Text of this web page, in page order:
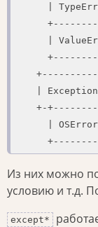
|
|
|
+-
|
Из них можно
условию и т.д.
except*